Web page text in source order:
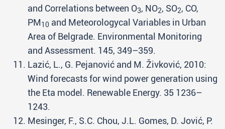
and Correlations between O3, NO2, SO2, CO,
PM10 and Meteorologycal Variables in Urban
Area of Belgrade. Environmental Monitoring
and Assessment. 145, 349–359.
Lazić, L., G. Pejanović and M. Živković, 2010:
Wind forecasts for wind power generation using
the Eta model. Renewable Energy. 35 1236–
1243.
Mesinger, F., S.C. Chou, J.L. Gomes, D. Jović, P.